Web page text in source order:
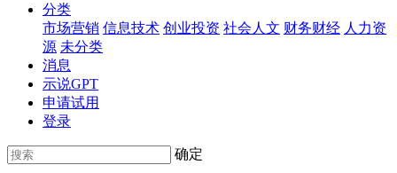
分类
市场营销 信息技术 创业投资 社会人文 财务财经 人力资
源 未分类
消息
示说GPT
申请试用
登录
确定